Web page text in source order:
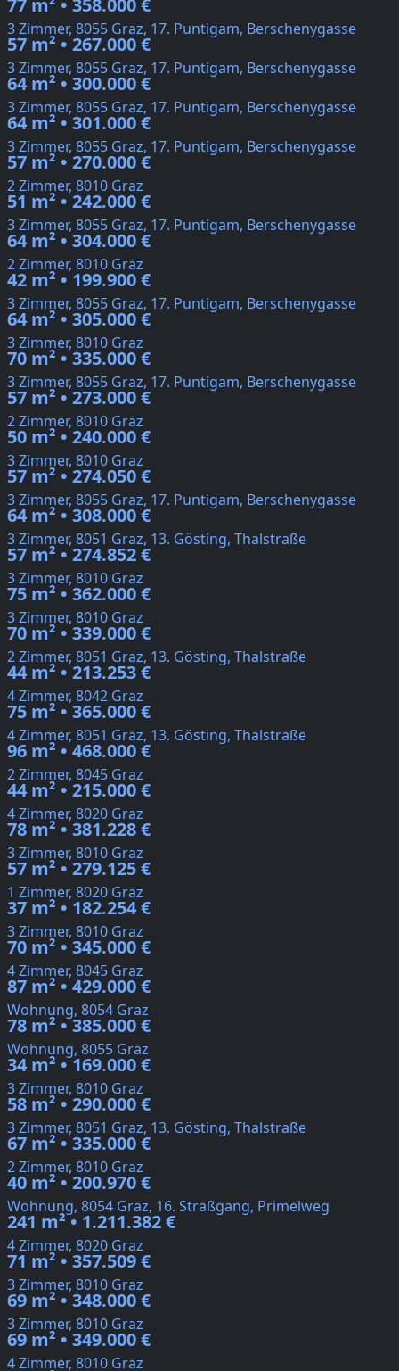
77 m² • 358.000 €
3 Zimmer, 8055 Graz, 17. Puntigam, Berschenygasse
57 m² • 267.000 €
3 Zimmer, 8055 Graz, 17. Puntigam, Berschenygasse
64 m² • 300.000 €
3 Zimmer, 8055 Graz, 17. Puntigam, Berschenygasse
64 m² • 301.000 €
3 Zimmer, 8055 Graz, 17. Puntigam, Berschenygasse
57 m² • 270.000 €
2 Zimmer, 8010 Graz
51 m² • 242.000 €
3 Zimmer, 8055 Graz, 17. Puntigam, Berschenygasse
64 m² • 304.000 €
2 Zimmer, 8010 Graz
42 m² • 199.900 €
3 Zimmer, 8055 Graz, 17. Puntigam, Berschenygasse
64 m² • 305.000 €
3 Zimmer, 8010 Graz
70 m² • 335.000 €
3 Zimmer, 8055 Graz, 17. Puntigam, Berschenygasse
57 m² • 273.000 €
2 Zimmer, 8010 Graz
50 m² • 240.000 €
3 Zimmer, 8010 Graz
57 m² • 274.050 €
3 Zimmer, 8055 Graz, 17. Puntigam, Berschenygasse
64 m² • 308.000 €
3 Zimmer, 8051 Graz, 13. Gösting, Thalstraße
57 m² • 274.852 €
3 Zimmer, 8010 Graz
75 m² • 362.000 €
3 Zimmer, 8010 Graz
70 m² • 339.000 €
2 Zimmer, 8051 Graz, 13. Gösting, Thalstraße
44 m² • 213.253 €
4 Zimmer, 8042 Graz
75 m² • 365.000 €
4 Zimmer, 8051 Graz, 13. Gösting, Thalstraße
96 m² • 468.000 €
2 Zimmer, 8045 Graz
44 m² • 215.000 €
4 Zimmer, 8020 Graz
78 m² • 381.228 €
3 Zimmer, 8010 Graz
57 m² • 279.125 €
1 Zimmer, 8020 Graz
37 m² • 182.254 €
3 Zimmer, 8010 Graz
70 m² • 345.000 €
4 Zimmer, 8045 Graz
87 m² • 429.000 €
Wohnung, 8054 Graz
78 m² • 385.000 €
Wohnung, 8055 Graz
34 m² • 169.000 €
3 Zimmer, 8010 Graz
58 m² • 290.000 €
3 Zimmer, 8051 Graz, 13. Gösting, Thalstraße
67 m² • 335.000 €
2 Zimmer, 8010 Graz
40 m² • 200.970 €
Wohnung, 8054 Graz, 16. Straßgang, Primelweg
241 m² • 1.211.382 €
4 Zimmer, 8020 Graz
71 m² • 357.509 €
3 Zimmer, 8010 Graz
69 m² • 348.000 €
3 Zimmer, 8010 Graz
69 m² • 349.000 €
4 Zimmer, 8010 Graz